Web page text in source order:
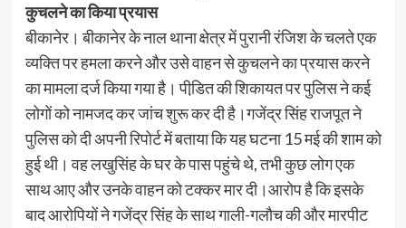
कुचलने का किया प्रयास
बीकानेर। बीकानेर के नाल थाना क्षेत्र में पुरानी रंजिश के चलते एक
व्यक्ति पर हमला करने और उसे वाहन से कुचलने का प्रयास करने
का मामला दर्ज किया गया है। पीडि़त की शिकायत पर पुलिस ने कई
लोगों को नामजद कर जांच शुरू कर दी है।गजेंद्र सिंह राजपूत ने
पुलिस को दी अपनी रिपोर्ट में बताया कि यह घटना 15 मई की शाम को
हुई थी। वह लखुसिंह के घर के पास पहुंचे थे, तभी कुछ लोग एक
साथ आए और उनके वाहन को टक्कर मार दी।आरोप है कि इसके
बाद आरोपियों ने गजेंद्र सिंह के साथ गाली-गलौच की और मारपीट